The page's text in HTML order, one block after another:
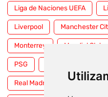
Liga de Naciones UEFA
Liverpool Manchester
Monterrey Mundial Clubes
PSG
Real Madrid Selección